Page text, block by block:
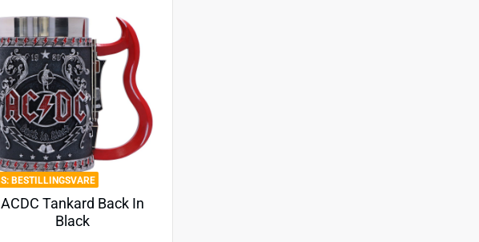
BESTILLINGSVARE
ACDC Tankard Back In
Black